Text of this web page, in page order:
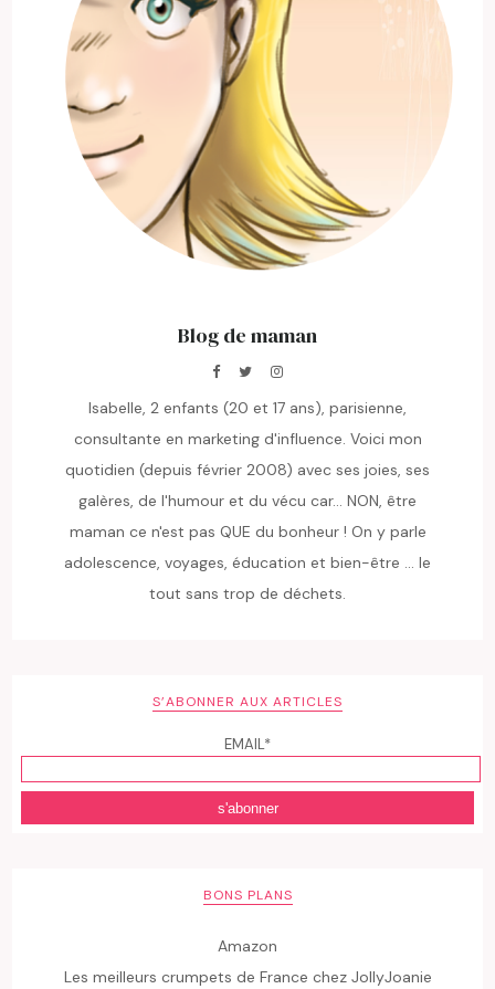
Blog de maman
Isabelle, 2 enfants (20 et 17 ans), parisienne,
consultante en marketing d'influence. Voici mon
quotidien (depuis février 2008) avec ses joies, ses
galères, de l'humour et du vécu car... NON, être
maman ce n'est pas QUE du bonheur ! On y parle
adolescence, voyages, éducation et bien-être ... le
tout sans trop de déchets.
S’ABONNER AUX ARTICLES
EMAIL*
BONS PLANS
Amazon
Les meilleurs crumpets de France chez JollyJoanie